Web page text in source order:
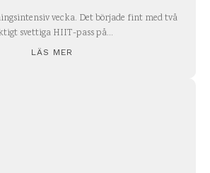
vecka. Det började fint med två
svettiga HIIT-pass på...
LÄS MER